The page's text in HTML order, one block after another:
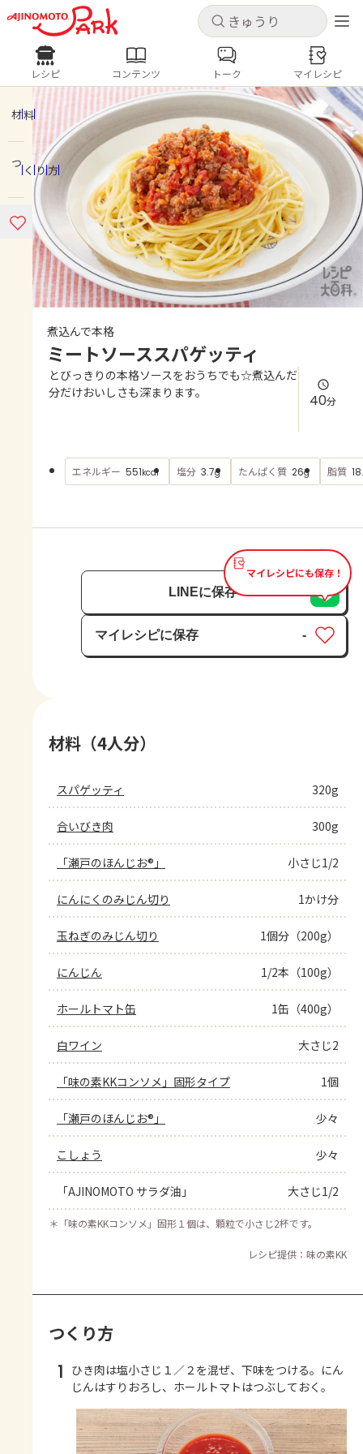
キャンセル
ログインするとレシピを保存できます
ログイン 新規登録
ホーム
コンテンツ
レシピ
トーク
よくあるお問い合わせ
AJINOMOTO PARK とは
キャンセル
レシピ コンテンツ
人気の食材・レシピ
きゅうり なす トマト
とうもろこし
ピーマン
みょうが ゴーヤ
レシピ コンテンツ トーク マイレシピ
材料
つくり方
煮込んで本格
ミートソーススパゲッティ
とびっきりの本格ソースをおうちでも☆煮込んだ
分だけおいしさも深まります。
40分
エネルギー 551kcal 塩分 3.7g たんぱく質 26g 脂質
マイレシピにも保存！
LINEに保存
マイレシピに保存
保存済み
-
材料（4人分）
スパゲッティ 320g
合いびき肉 300g
「瀬戸のほんじお®」 小さじ1/2
にんにくのみじん切り 1かけ分
玉ねぎのみじん切り 1個分（200g）
にんじん 1/2本（100g）
ホールトマト缶 1缶（400g）
白ワイン 大さじ2
「味の素KKコンソメ」固形タイプ 1個
「瀬戸のほんじお®」 少々
こしょう 少々
「AJINOMOTO サラダ油」 大さじ1/2
＊ 「味の素KKコンソメ」固形１個は、顆粒で小さじ2杯です。
レシピ提供：味の素KK
つくり方
1 ひき肉は塩小さじ１／２を混ぜ、下味をつける。にん
じんはすりおろし、ホールトマトはつぶしておく。